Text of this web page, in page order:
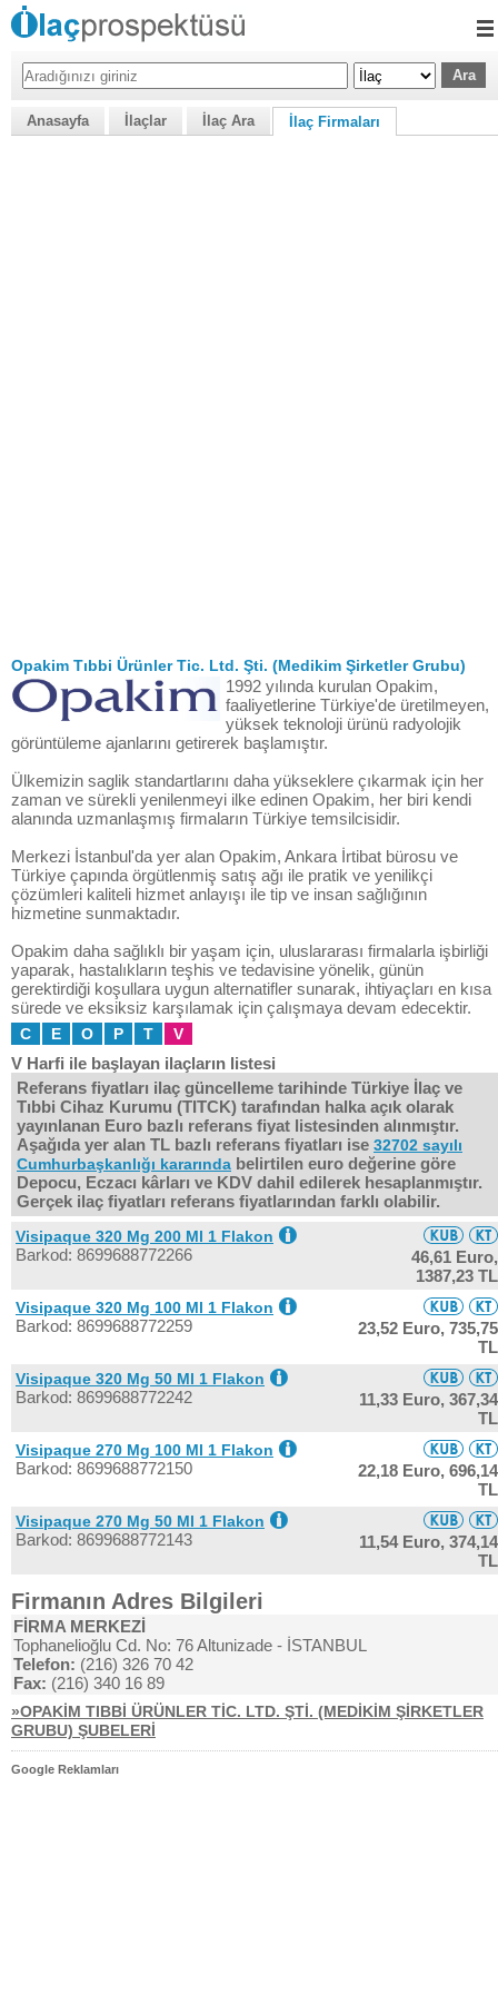
Anasayfa İlaçlar İlaç Ara İlaç Firmaları
Opakim Tıbbi Ürünler Tic. Ltd. Şti. (Medikim Şirketler Grubu)
1992 yılında kurulan Opakim,
faaliyetlerine Türkiye'de üretilmeyen,
yüksek teknoloji ürünü radyolojik
görüntüleme ajanlarını getirerek başlamıştır.
Ülkemizin saglik standartlarını daha yükseklere çıkarmak için her
zaman ve sürekli yenilenmeyi ilke edinen Opakim, her biri kendi
alanında uzmanlaşmış firmaların Türkiye temsilcisidir.
Merkezi İstanbul'da yer alan Opakim, Ankara İrtibat bürosu ve
Türkiye çapında örgütlenmiş satış ağı ile pratik ve yenilikçi
çözümleri kaliteli hizmet anlayışı ile tip ve insan sağlığının
hizmetine sunmaktadır.
Opakim daha sağlıklı bir yaşam için, uluslararası firmalarla işbirliği
yaparak, hastalıkların teşhis ve tedavisine yönelik, günün
gerektirdiği koşullara uygun alternatifler sunarak, ihtiyaçları en kısa
sürede ve eksiksiz karşılamak için çalışmaya devam edecektir.
C E O P T V
V Harfi ile başlayan ilaçların listesi
Referans fiyatları ilaç güncelleme tarihinde Türkiye İlaç ve
Tıbbi Cihaz Kurumu (TITCK) tarafından halka açık olarak
yayınlanan Euro bazlı referans fiyat listesinden alınmıştır.
Aşağıda yer alan TL bazlı referans fiyatları ise 32702 sayılı
Cumhurbaşkanlığı kararında belirtilen euro değerine göre
Depocu, Eczacı kârları ve KDV dahil edilerek hesaplanmıştır.
Gerçek ilaç fiyatları referans fiyatlarından farklı olabilir.
Visipaque 320 Mg 200 Ml 1 Flakon
Barkod: 8699688772266
46,61 Euro,
1387,23 TL
Visipaque 320 Mg 100 Ml 1 Flakon
Barkod: 8699688772259 23,52 Euro, 735,75
TL
Visipaque 320 Mg 50 Ml 1 Flakon
Barkod: 8699688772242 11,33 Euro, 367,34
TL
Visipaque 270 Mg 100 Ml 1 Flakon
Barkod: 8699688772150 22,18 Euro, 696,14
TL
Visipaque 270 Mg 50 Ml 1 Flakon
Barkod: 8699688772143 11,54 Euro, 374,14
TL
Firmanın Adres Bilgileri
FİRMA MERKEZİ
Tophanelioğlu Cd. No: 76 Altunizade - İSTANBUL
Telefon: (216) 326 70 42
Fax: (216) 340 16 89
»OPAKİM TIBBİ ÜRÜNLER TİC. LTD. ŞTİ. (MEDİKİM ŞİRKETLER
GRUBU) ŞUBELERİ
Google Reklamları